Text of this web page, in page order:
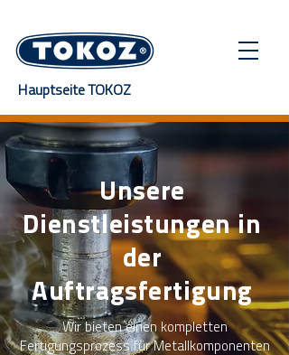
Hauptseite TOKOZ
Unsere
Dienstleistungen in
der
Auftragsfertigung
Wir bieten einen kompletten
Fertigungsprozess für Metallkomponenten